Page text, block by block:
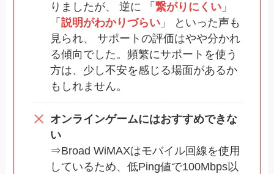
りましたが、 逆に 「 繋がりにくい」
「 説明がわかりづらい」 といった声も
見られ、 サポートの評価はやや分かれ
る傾向でした。頻繁にサポートを使う
方は、少し不安を感じる場面があるか
もしれません。
オンラインゲームにはおすすめできな
い
⇒Broad WiMAXはモバイル回線を使用
しているため、低Ping値で100Mbps以